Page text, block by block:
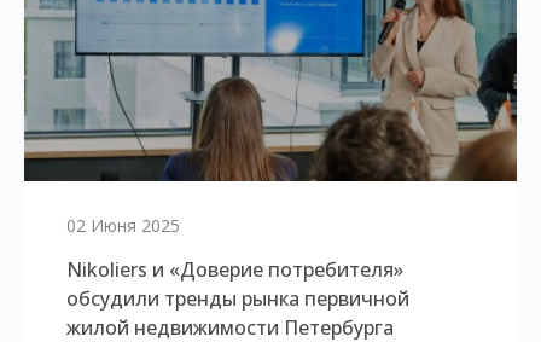
02 Июня 2025
Nikoliers и «Доверие потребителя»
обсудили тренды рынка первичной
жилой недвижимости Петербурга